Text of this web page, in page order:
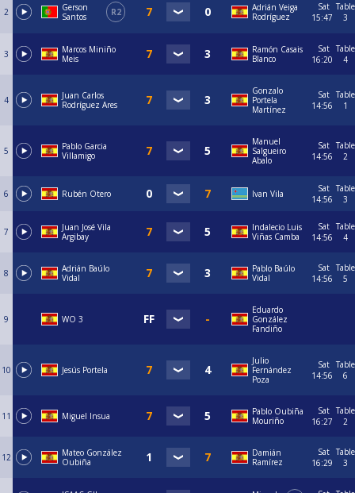
2
Gerson
Santos
R2
Adrián Veiga
Rodríguez
Sat
15:47
Table
3
3
Marcos Miniño
Meis
Ramón Casais
Blanco
Sat
16:20
Table
4
4
Juan Carlos
Rodríguez Ares
Gonzalo
Portela
Martínez
Sat
14:56
Table
1
5
Pablo Garcia
Villamigo
Manuel
Salgueiro
Abalo
Sat
14:56
Table
2
6 Rubén Otero Ivan Vila
Sat
14:56
Table
3
7
Juan José Vila
Argibay
Indalecio Luis
Viñas Camba
Sat
14:56
Table
4
8
Adrián Baúlo
Vidal
Pablo Baúlo
Vidal
Sat
14:56
Table
5
9 WO 3
Eduardo
González
Fandiño
10 Jesús Portela
Julio
Fernández
Poza
Sat
14:56
Table
6
11 Miguel Insua
Pablo Oubiña
Mouriño
Sat
16:27
Table
2
12
Mateo González
Oubiña
Damián
Ramírez
Sat
16:29
Table
3